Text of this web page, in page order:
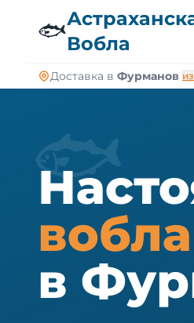
🐟Вобла
Доставка в Фурманов
🐟
вобла
в